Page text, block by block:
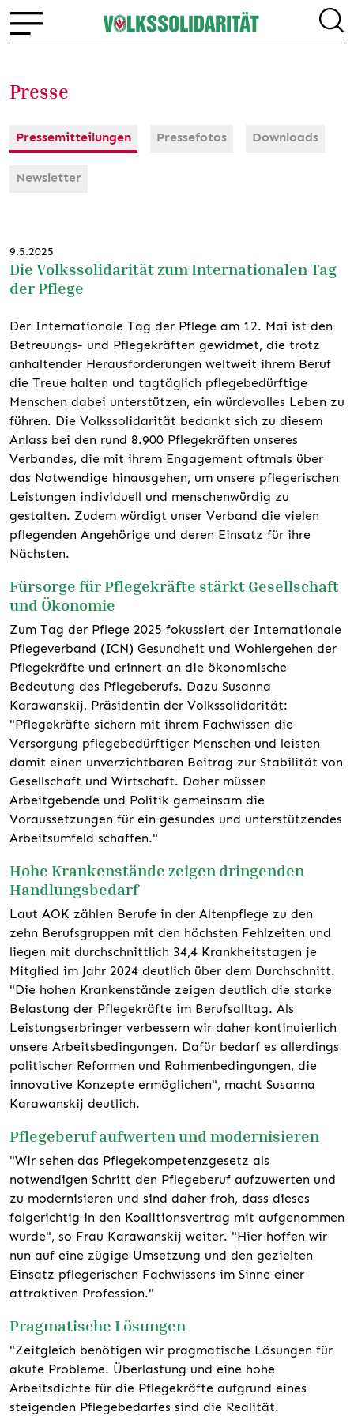
Presse
Pressemitteilungen Pressefotos Downloads
Newsletter
9.5.2025
Die Volkssolidarität zum Internationalen Tag
der Pflege
Der Internationale Tag der Pflege am 12. Mai ist den
Betreuungs- und Pflegekräften gewidmet, die trotz
anhaltender Herausforderungen weltweit ihrem Beruf
die Treue halten und tagtäglich pflegebedürftige
Menschen dabei unterstützen, ein würdevolles Leben zu
führen. Die Volkssolidarität bedankt sich zu diesem
Anlass bei den rund 8.900 Pflegekräften unseres
Verbandes, die mit ihrem Engagement oftmals über
das Notwendige hinausgehen, um unsere pflegerischen
Leistungen individuell und menschenwürdig zu
gestalten. Zudem würdigt unser Verband die vielen
pflegenden Angehörige und deren Einsatz für ihre
Nächsten.
Fürsorge für Pflegekräfte stärkt Gesellschaft
und Ökonomie
Zum Tag der Pflege 2025 fokussiert der Internationale
Pflegeverband (ICN) Gesundheit und Wohlergehen der
Pflegekräfte und erinnert an die ökonomische
Bedeutung des Pflegeberufs. Dazu Susanna
Karawanskij, Präsidentin der Volkssolidarität:
"Pflegekräfte sichern mit ihrem Fachwissen die
Versorgung pflegebedürftiger Menschen und leisten
damit einen unverzichtbaren Beitrag zur Stabilität von
Gesellschaft und Wirtschaft. Daher müssen
Arbeitgebende und Politik gemeinsam die
Voraussetzungen für ein gesundes und unterstützendes
Arbeitsumfeld schaffen."
Hohe Krankenstände zeigen dringenden
Handlungsbedarf
Laut AOK zählen Berufe in der Altenpflege zu den
zehn Berufsgruppen mit den höchsten Fehlzeiten und
liegen mit durchschnittlich 34,4 Krankheitstagen je
Mitglied im Jahr 2024 deutlich über dem Durchschnitt.
"Die hohen Krankenstände zeigen deutlich die starke
Belastung der Pflegekräfte im Berufsalltag. Als
Leistungserbringer verbessern wir daher kontinuierlich
unsere Arbeitsbedingungen. Dafür bedarf es allerdings
politischer Reformen und Rahmenbedingungen, die
innovative Konzepte ermöglichen", macht Susanna
Karawanskij deutlich.
Pflegeberuf aufwerten und modernisieren
"Wir sehen das Pflegekompetenzgesetz als
notwendigen Schritt den Pflegeberuf aufzuwerten und
zu modernisieren und sind daher froh, dass dieses
folgerichtig in den Koalitionsvertrag mit aufgenommen
wurde", so Frau Karawanskij weiter. "Hier hoffen wir
nun auf eine zügige Umsetzung und den gezielten
Einsatz pflegerischen Fachwissens im Sinne einer
attraktiven Profession."
Pragmatische Lösungen
"Zeitgleich benötigen wir pragmatische Lösungen für
akute Probleme. Überlastung und eine hohe
Arbeitsdichte für die Pflegekräfte aufgrund eines
steigenden Pflegebedarfes sind die Realität.